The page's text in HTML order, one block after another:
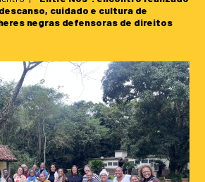
cuidado e cultura de
negras defensoras de direitos